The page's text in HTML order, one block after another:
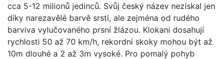
cca 5-12 milionů jedinců. Svůj český název nezískal jen
díky narezavělé barvě srsti, ale zejména od rudého
barviva vylučovaného prsní žlázou. Klokani dosahují
rychlosti 50 až 70 km/h, rekordní skoky mohou být až
10m dlouhé a 2 až 3m vysoké. Pro pomalý pohyb